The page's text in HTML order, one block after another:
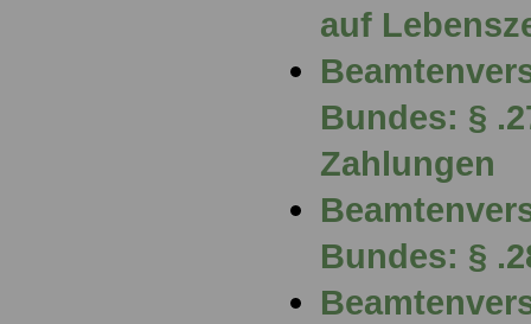
auf
Bundes: §
Zahlungen
Bundes: §